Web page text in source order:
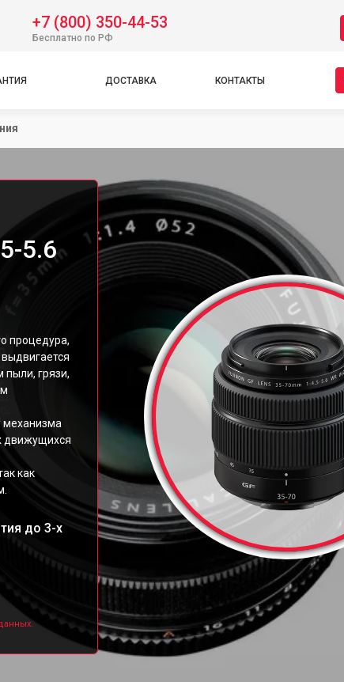
+7 (800) 350-44-53
Бесплатно по РФ
ДОСТАВКА КОНТАКТЫ
5.6
процедура,
грязи,
механизма
движущихся
как
до 3-х